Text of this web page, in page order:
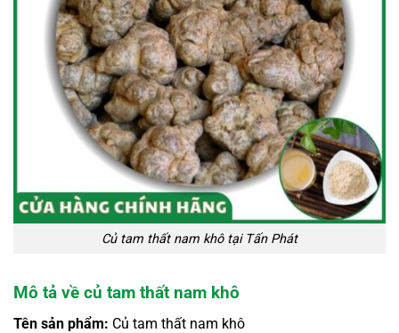
Củ tam thất nam khô tại Tấn Phát
Mô tả về củ tam thất nam khô
Tên sản phẩm: Củ tam thất nam khô